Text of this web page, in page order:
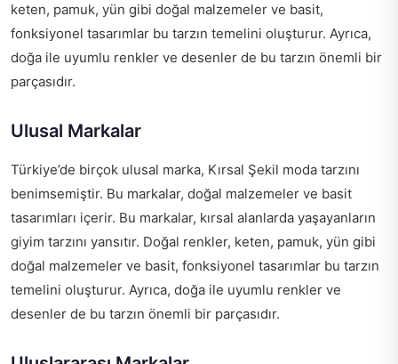
keten, pamuk, yün gibi doğal malzemeler ve basit,
fonksiyonel tasarımlar bu tarzın temelini oluşturur. Ayrıca,
doğa ile uyumlu renkler ve desenler de bu tarzın önemli bir
parçasıdır.
Ulusal Markalar
Türkiye’de birçok ulusal marka, Kırsal Şekil moda tarzını
benimsemiştir. Bu markalar, doğal malzemeler ve basit
tasarımları içerir. Bu markalar, kırsal alanlarda yaşayanların
giyim tarzını yansıtır. Doğal renkler, keten, pamuk, yün gibi
doğal malzemeler ve basit, fonksiyonel tasarımlar bu tarzın
temelini oluşturur. Ayrıca, doğa ile uyumlu renkler ve
desenler de bu tarzın önemli bir parçasıdır.